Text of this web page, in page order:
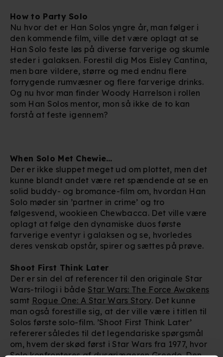
How to Party Solo
Nu hvor det er Han Solos yngre år, man følger i
den kommende film, ville det være oplagt at se
Han Solo feste løs på diverse farverige og skumle
steder i galaksen. Forestil dig Mos Eisley Cantina,
men bare vildere, større og med endnu flere
forrygende rumvæsner og flere farverige drinks.
Og nu hvor man finder Woody Harrelson i rollen
som Han Solos mentor, mon så ikke de to kan
forstå at feste igennem?
When Solo Met Chewie…
Der er ikke sluppet meget ud om plottet, men det
kunne blandt andet være ret spændende at se en
solid buddy- og bromance-film om, hvordan Han
Solo møder sin ’partner in crime’ og tro
følgesvend, wookieen Chewbacca. Det ville være
oplagt at følge den dynamiske duos første
farverige eventyr i galaksen og se, hvorledes
deres venskab opstår, spirer og sættes på prøve.
Shoot First Think Later
Der er sin del af referencer til den originale Star
Wars-trilogi i både Star Wars: The Force Awakens
samt Rogue One: A Star Wars Story. Det kunne
man også forestille sig, at der ville være i titlen til
Solos første solo-film. ’Shoot First Think Later’
refererer således til det legendariske spørgsmål
om, hvem der skød først i Star Wars fra 1977, hvor
Solo konfronteres af dusørjægeren Greedo. Den